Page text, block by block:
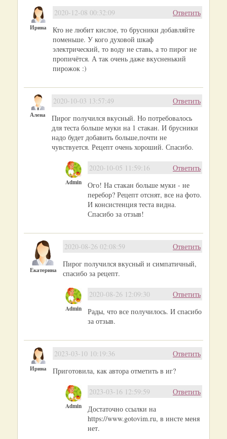
Ирина
Ответить
2020-12-08 00:32:09
Кто не любит кислое, то брусники добавляйте
поменьше. У кого духовой шкаф
электрический, то воду не ставь, а то пирог не
пропичётся. А так очень даже вкусненький
пирожок :)
Алена
Ответить
2020-10-03 13:57:49
Пирог получился вкусный. Но потребовалось
для теста больше муки на 1 стакан. И брусники
надо будет добавить больше,почти не
чувствуется. Рецепт очень хороший. Спасибо.
Admin
Ответить
2020-10-05 11:59:16
Ого! На стакан больше муки - не
перебор? Рецепт отснят, все на фото.
И консистенция теста видна.
Спасибо за отзыв!
Екатерина
Ответить
2020-08-26 02:08:59
Пирог получился вкусный и симпатичный,
спасибо за рецепт.
Admin
Ответить
2020-08-26 12:09:30
Рады, что все получилось. И спасибо
за отзыв.
Ирина
Ответить
2023-03-10 10:19:36
Приготовила, как автора отметить в иг?
Admin
Ответить
2023-03-16 12:59:59
Достаточно ссылки на
https://www.gotovim.ru, в инсте меня
нет.